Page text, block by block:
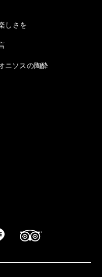
しさを
ニソスの陶酔